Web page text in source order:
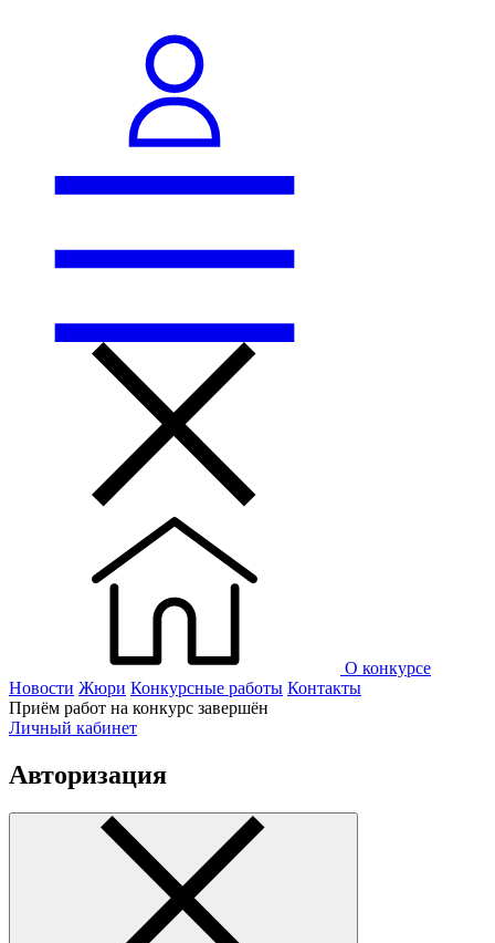
О конкурсе
Новости Жюри Конкурсные работы Контакты
Приём работ на конкурс завершён
Личный кабинет
Авторизация